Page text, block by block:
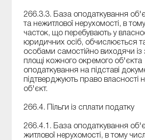
266.3.3. База оподаткування
та нежитлової нерухомості, в тому
часток, що перебувають у
юридичних осіб, обчислюється
особами самостійно виходячи із
площі кожного окремого об'єкта
оподаткування на підставі
підтверджують право власності
об'єкт.
266.4. Пільги із сплати податку
266.4.1. База оподаткування
житлової нерухомості, в тому